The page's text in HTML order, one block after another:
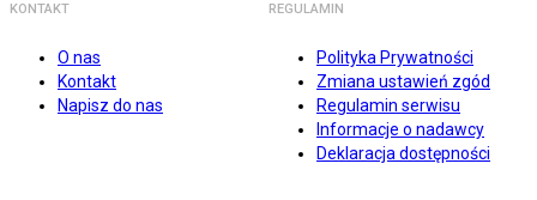
KONTAKT
O nas
Kontakt
Napisz do nas
REGULAMIN
Polityka Prywatności
Zmiana ustawień zgód
Regulamin serwisu
Informacje o nadawcy
Deklaracja dostępności